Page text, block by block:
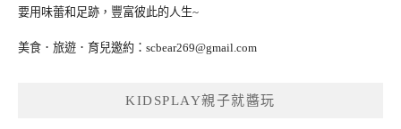
要用味蕾和足跡，豐富彼此的人生~
美食．旅遊．育兒邀約： scbear269@gmail.com
KIDSPLAY親子就醬玩